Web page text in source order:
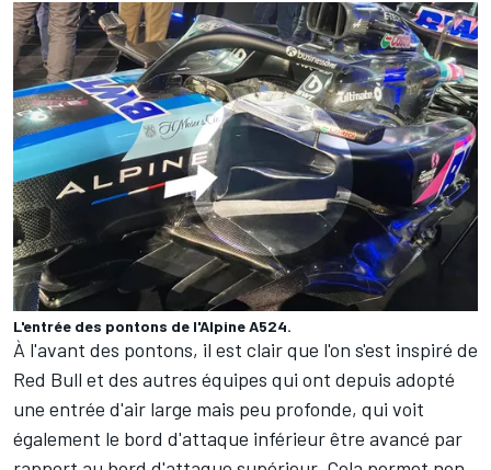
L'entrée des pontons de l'Alpine A524.
À l'avant des pontons, il est clair que l'on s'est inspiré de
Red Bull et des autres équipes qui ont depuis adopté
une entrée d'air large mais peu profonde, qui voit
également le bord d'attaque inférieur être avancé par